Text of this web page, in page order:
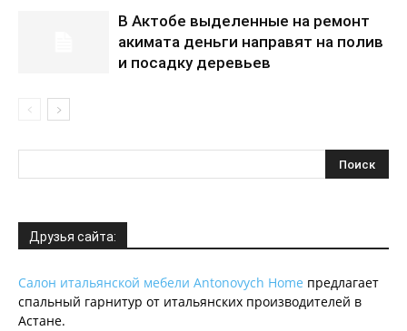
В Актобе выделенные на ремонт
акимата деньги направят на полив
и посадку деревьев
Друзья сайта:
Салон итальянской мебели Antonovych Home предлагает
спальный гарнитур от итальянских производителей в
Астане.